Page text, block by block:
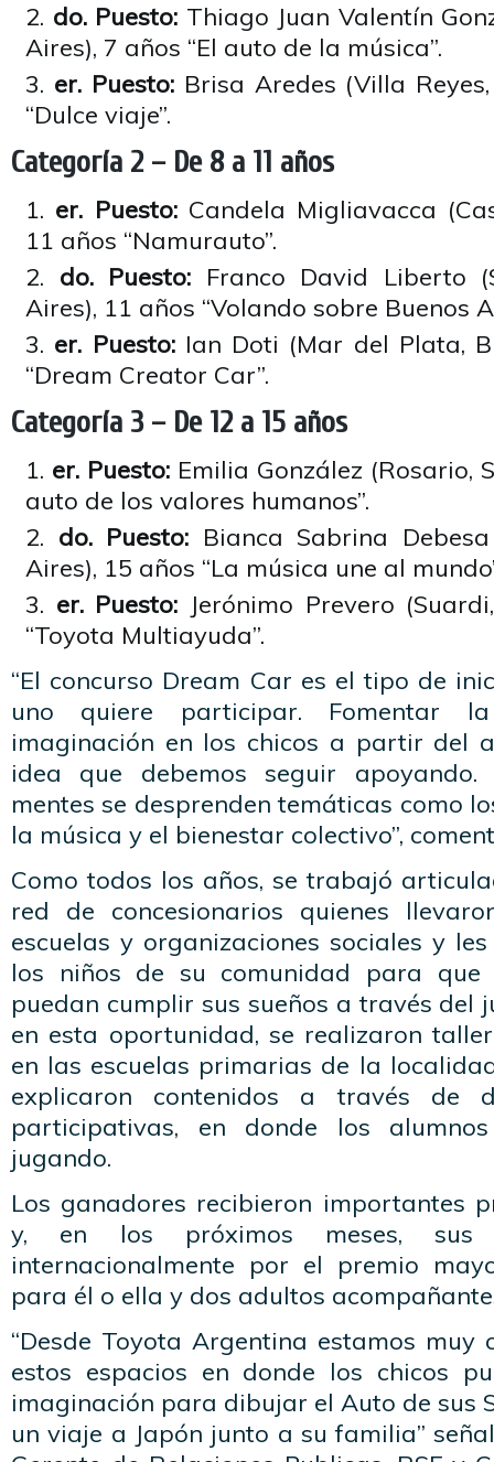
do. Puesto: Thiago Juan Valentín
Aires), 7 años “El auto de la música”.
er. Puesto:Brisa Aredes (Villa
“Dulce viaje”.
Categoría 2 – De 8 a 11 años
er. Puesto:Candela Migliavacca
11 años “Namurauto”.
do. Puesto: Franco David Liberto
Aires), 11 años “Volando sobre Buenos
er. Puesto:Ian Doti (Mar del Plata,
“Dream Creator Car”.
Categoría 3 – De 12 a 15 años
er. Puesto: Emilia González (Rosario,
auto de los valores humanos”.
do. Puesto: Bianca Sabrina
Aires), 15 años “La música une al
er. Puesto: Jerónimo Prevero
“Toyota Multiayuda”.
“El concurso Dream Car es el tipo de
uno quiere participar. Fomentar
imaginación en los chicos a partir del
idea que debemos seguir apoyando.
mentes se desprenden temáticas como
la música y el bienestar colectivo”,
Como todos los años, se trabajó
red de concesionarios quienes
escuelas y organizaciones sociales y
los niños de su comunidad para
puedan cumplir sus sueños a través del
en esta oportunidad, se realizaron
en las escuelas primarias de la
explicaron contenidos a través de
participativas, en donde los
jugando.
Los ganadores recibieron importantes
y, en los próximos meses, sus
internacionalmente por el premio
para él o ella y dos adultos
“Desde Toyota Argentina estamos muy
estos espacios en donde los chicos
imaginación para dibujar el Auto de sus
un viaje a Japón junto a su familia”